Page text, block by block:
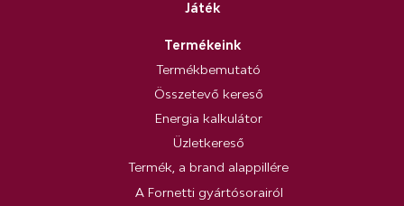
Játék
Termékeink
Termékbemutató
Összetevő kereső
Energia kalkulátor
Üzletkereső
Termék, a brand alappillére
A Fornetti gyártósorairól